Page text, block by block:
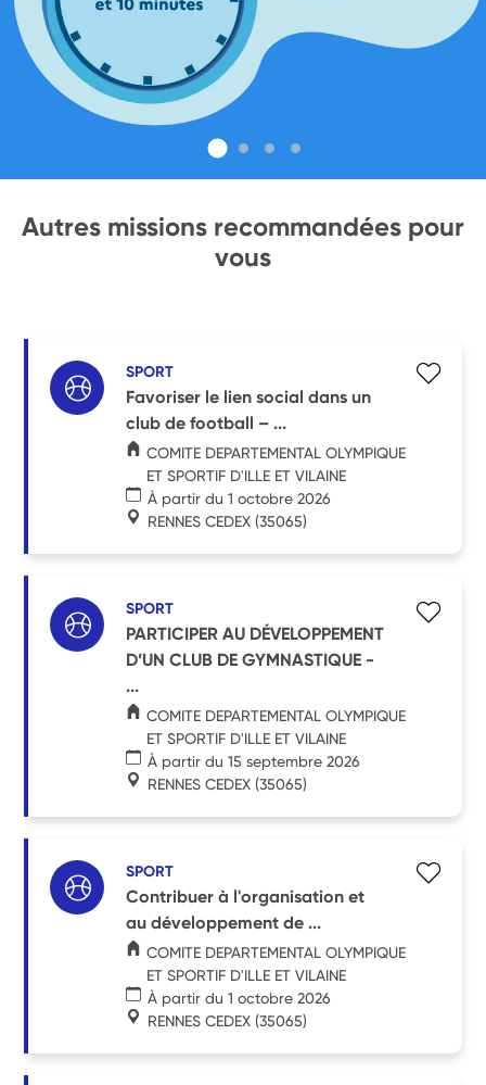
Autres missions recommandées pour
vous
SPORT
Favoriser le lien social dans un
club de football – ...
COMITE DEPARTEMENTAL OLYMPIQUE
ET SPORTIF D'ILLE ET VILAINE
À partir du 1 octobre 2026
RENNES CEDEX (35065)
SPORT
PARTICIPER AU DÉVELOPPEMENT
D’UN CLUB DE GYMNASTIQUE -
...
COMITE DEPARTEMENTAL OLYMPIQUE
ET SPORTIF D'ILLE ET VILAINE
À partir du 15 septembre 2026
RENNES CEDEX (35065)
SPORT
Contribuer à l'organisation et
au développement de ...
COMITE DEPARTEMENTAL OLYMPIQUE
ET SPORTIF D'ILLE ET VILAINE
À partir du 1 octobre 2026
RENNES CEDEX (35065)